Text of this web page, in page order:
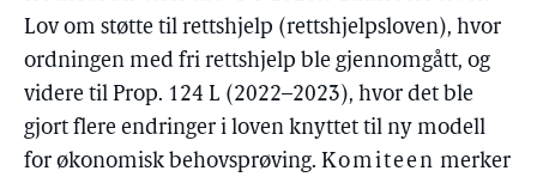
Lov om støtte til rettshjelp (rettshjelpsloven), hvor
ordningen med fri rettshjelp ble gjennomgått, og
videre til Prop. 124 L (2022–2023), hvor det ble
gjort flere endringer i loven knyttet til ny modell
for økonomisk behovsprøving. Komiteen merker